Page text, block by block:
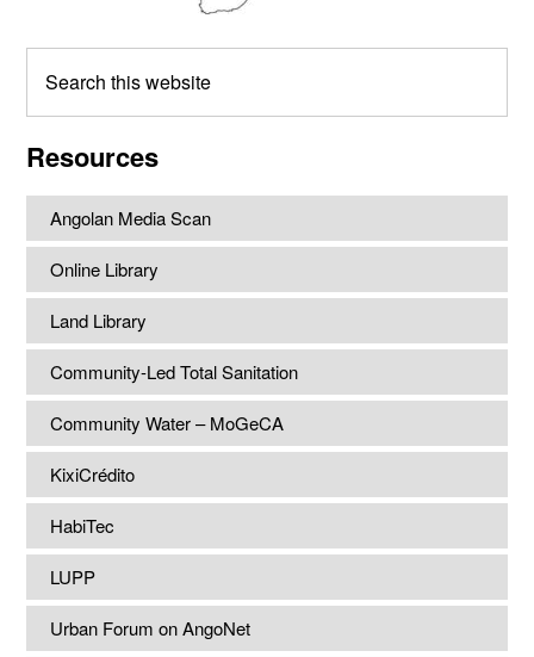
this
Resources
Angolan Media Scan
Online Library
Land Library
Community-Led Total Sanitation
Community Water – MoGeCA
KixiCrédito
HabiTec
LUPP
Urban Forum on AngoNet